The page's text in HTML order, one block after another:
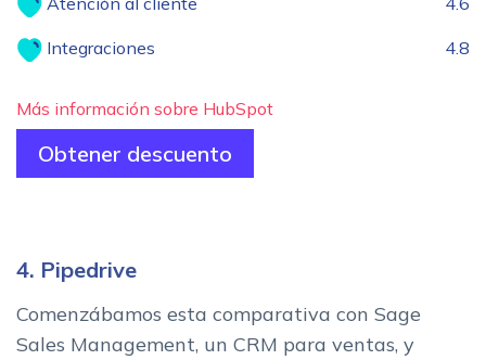
Integraciones 4.8
Más información sobre HubSpot
Obtener descuento
4. Pipedrive
Comenzábamos esta comparativa con Sage
Sales Management, un CRM para ventas, y